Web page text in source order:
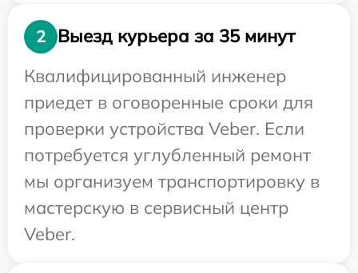
2
Выезд курьера за 35 минут
Квалифицированный инженер
приедет в оговоренные сроки для
проверки устройства Veber. Если
потребуется углубленный ремонт
мы организуем транспортировку в
мастерскую в сервисный центр
Veber.